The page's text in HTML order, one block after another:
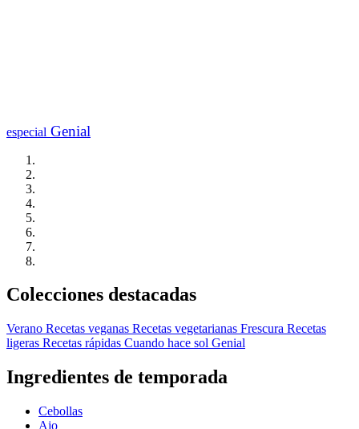
especial Genial
Colecciones destacadas
Verano Recetas veganas Recetas vegetarianas Frescura Recetas
ligeras Recetas rápidas Cuando hace sol Genial
Ingredientes de temporada
Cebollas
Ajo